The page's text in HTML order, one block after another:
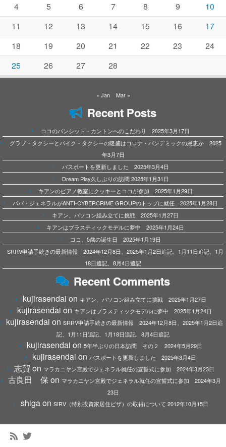
4
5 6 7 8 9
10
11
12 13 14 15 16
17
18
19 20 21 22 23
24
25
26 27 28
« Jan Mar »
Recent Posts
ココのパンシット・カントンへのこだわり 2025年3月17日
グラブ・タクシーとバイク・タクシーの隆盛はコロナ・パンデミックの恩恵か 2025
年3月7日
パスポートを更新しました 2025年3月4日
Dream Play久しぶりの訪問 2025年1月31日
キアンのピアノ教室にクッキーとココが参加 2025年1月29日
パパ・ジェネラルがANTI-CYBERCRIME GROUPのトップに就任 2025年1月28日
キアン、パソコン組み立てに挑戦 2025年1月27日
キアンはプラスティックモデルに夢中 2025年1月24日
ココ、5歳の誕生日 2025年1月19日
SRRV申請手続きの最新情報 2024年12月8日、2025年1月2日追記、1月11日追記、1月
18日追記、8月4日追記
Recent Comments
kujirasendai on キアン、パソコン組み立てに挑戦 2025年1月27日
kujirasendai on キアンはプラスティックモデルに夢中 2025年1月24日
kujirasendai on SRRV申請手続きの最新情報 2024年12月8日、2025年1月2日追
記、1月11日追記、1月18日追記、8月4日追記
kujirasendai on 5年半ぶりの日本訪問 その２ 2024年5月29日
kujirasendai on パスポートを更新しました 2025年3月4日
志賀 on マラカニヤン宮殿でジェネラル就任の宣誓式に参加 2024年3月23日
古良田 保 on マラカニヤン宮殿でジェネラル就任の宣誓式に参加 2024年3月
23日
shigaon SIRV（特別投資家居住ビザ）の取得について 2012年10月15日